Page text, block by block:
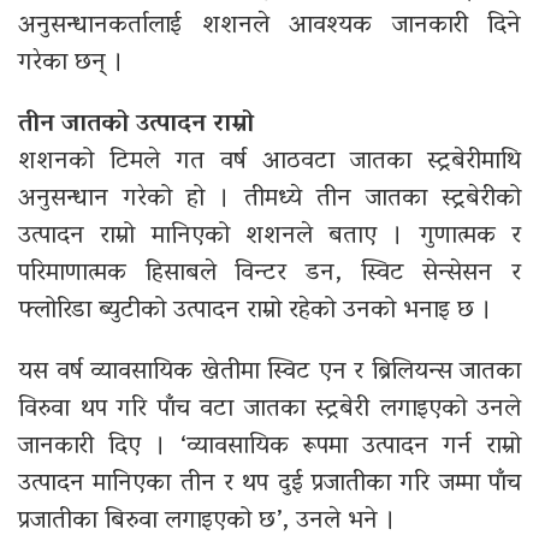
अनुसन्धानकर्तालाई शशनले आवश्यक जानकारी दिने
गरेका छन् ।
तीन जातको उत्पादन राम्रो
शशनको टिमले गत वर्ष आठवटा जातका स्ट्रबेरीमाथि
अनुसन्धान गरेको हो । तीमध्ये तीन जातका स्ट्रबेरीको
उत्पादन राम्रो मानिएको शशनले बताए । गुणात्मक र
परिमाणात्मक हिसाबले विन्टर डन, स्विट सेन्सेसन र
फ्लोरिडा ब्युटीको उत्पादन राम्रो रहेको उनको भनाइ छ ।
यस वर्ष व्यावसायिक खेतीमा स्विट एन र ब्रिलियन्स जातका
विरुवा थप गरि पाँच वटा जातका स्ट्रबेरी लगाइएको उनले
जानकारी दिए । ‘व्यावसायिक रूपमा उत्पादन गर्न राम्रो
उत्पादन मानिएका तीन र थप दुई प्रजातीका गरि जम्मा पाँच
प्रजातीका बिरुवा लगाइएको छ’, उनले भने ।